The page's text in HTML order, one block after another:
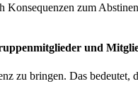
zum
und
zu bringen. Das